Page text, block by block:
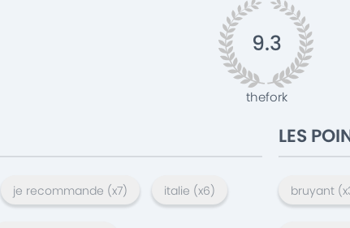
9.3
thefork
je recommande (x7) italie (x6)
LES
bruyant (x